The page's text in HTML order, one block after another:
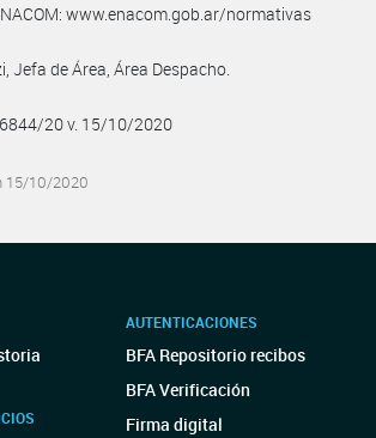
www.enacom.gob.ar/normativas
Jefa de Área, Área Despacho.
20 v. 15/10/2020
15/10/2020
AUTENTICACIONES
BFA Repositorio recibos
BFA Verificación
Firma digital